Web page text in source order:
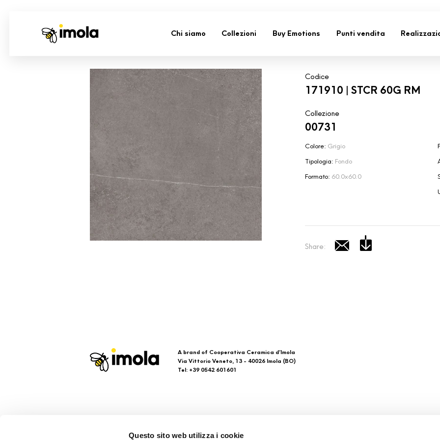
Questo sito web utilizza i cookie
Chi siamo Collezioni Buy Emotions Punti vendita
Codice
171910 | STCR 60G RM
Collezione
00731
Colore: Grigio
Tipologia: Fondo
Formato: 60.0x60.0
Share:
A brand of Cooperativa Ceramica d’Imola
Via Vittorio Veneto, 13 - 40026 Imola (BO)
Tel: +39 0542 601601